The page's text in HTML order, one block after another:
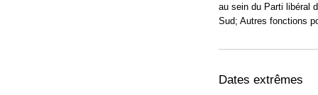
au sein du Parti libéral
Sud; Autres fonctions
Dates extrêmes